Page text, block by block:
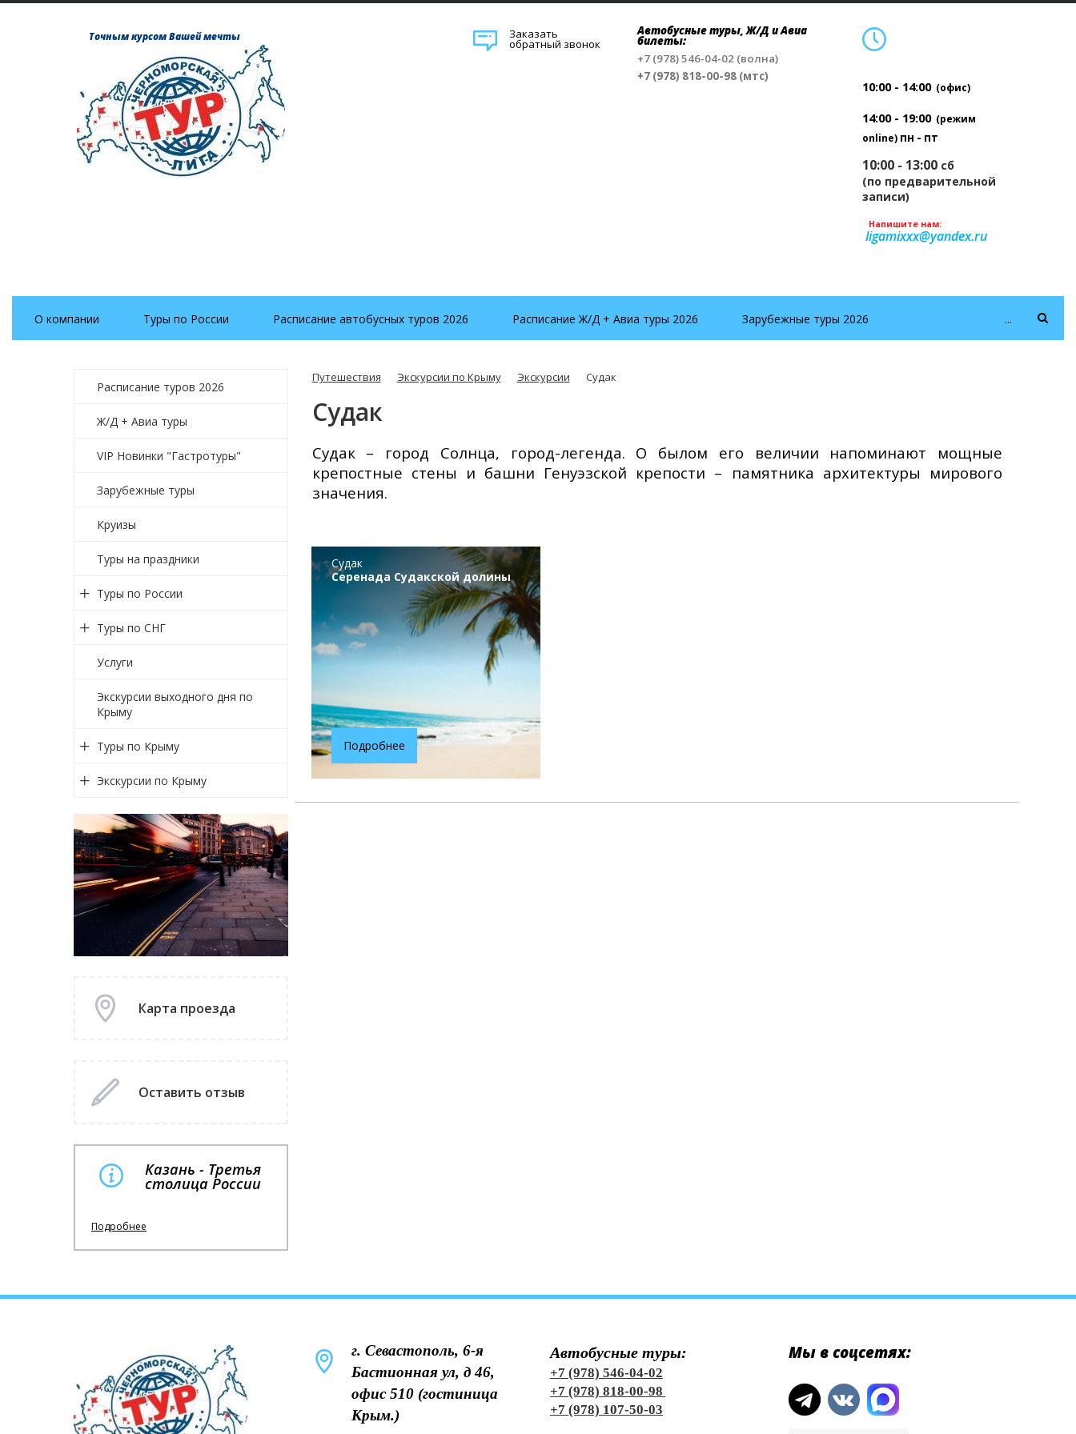
Точным курсом Вашей мечты Заказать
обратный звонок
Автобусные туры, Ж/Д и Авиа
билеты:
+7 (978) 546-04-02 (волна)
+7 (978) 818-00-98 (мтс)
10:00 - 14:00 (офис)
14:00 - 19:00 (режим
online) пн - пт
10:00 - 13:00 сб
(по предварительной
записи)
Напишите нам:
ligamixxx@yandex.ru
...
О компании Туры по России Расписание автобусных туров 2026 Расписание Ж/Д + Авиа туры 2026 Зарубежные туры 2026
Путешествия Экскурсии по Крыму Экскурсии Судак
Судак
Расписание туров 2026
Ж/Д + Авиа туры
VIP Новинки "Гастротуры"
Зарубежные туры
Круизы
Туры на праздники
Туры по России
Туры по СНГ
Услуги
Экскурсии выходного дня по
Крыму
Туры по Крыму
Экскурсии по Крыму
Карта проезда
Оставить отзыв
Казань - Третья
столица России
Подробнее
Судак – город Солнца, город-легенда. О былом его величии напоминают мощные
крепостные стены и башни Генуэзской крепости – памятника архитектуры мирового
значения.
Судак
Серенада Судакской долины
Подробнее
г. Севастополь, 6-я
Бастионная ул, д 46,
офис 510 (гостиница
Крым.)
Автобусные туры:
+7 (978) 546-04-02
+7 (978) 818-00-98
+7 (978) 107-50-03
Мы в соцсетях: